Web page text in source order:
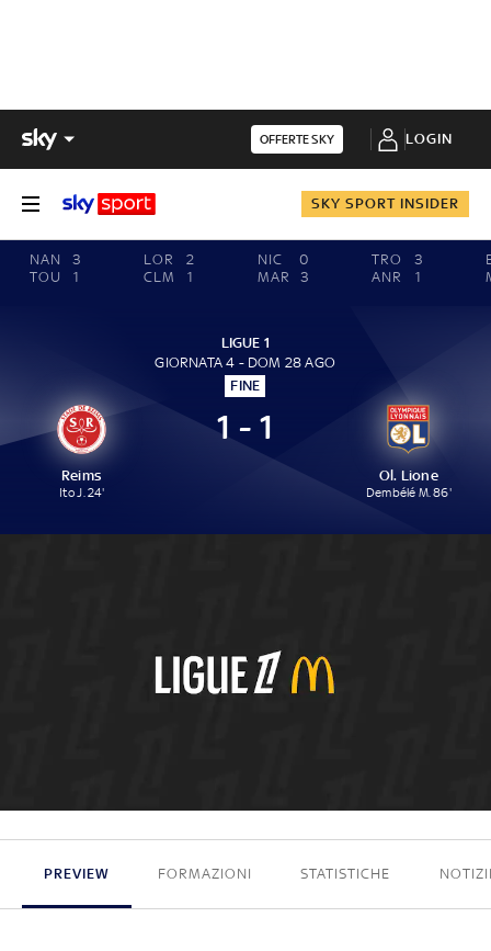
OFFERTE SKY LOGIN
SKY SPORT INSIDER
NAN
3
TOU
1
LOR
2
CLM
1
NIC
0
MAR
3
TRO
3
ANR
1
LIGUE 1
GIORNATA 4 - DOM 28 AGO
FINE
Reims
Ito J. 24'
1 - 1
Ol. Lione
Dembélé M. 86'
1 - 1
PREVIEW FORMAZIONI STATISTICHE